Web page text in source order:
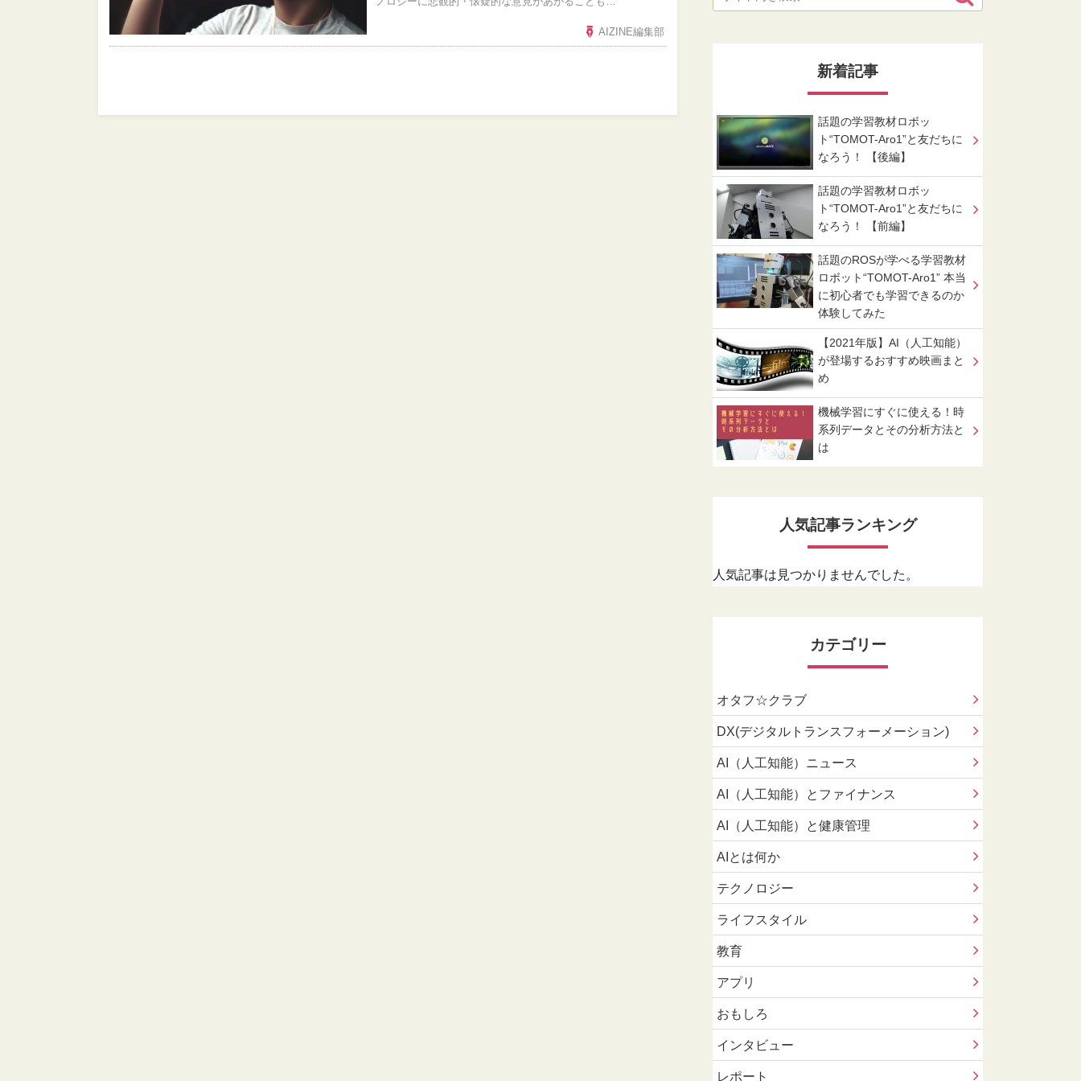
AIZINE編集部
新着記事
話題の学習教材ロボッ
ト“TOMOT-Aro1”と友だちに
なろう！ 【後編】
話題の学習教材ロボッ
ト“TOMOT-Aro1”と友だちに
なろう！ 【前編】
話題のROSが学べる学習教材
ロボット“TOMOT-Aro1” 本当
に初心者でも学習できるのか
体験してみた
【2021年版】AI（人工知能）
が登場するおすすめ映画まと
め
機械学習にすぐに使える！時
系列データとその分析方法と
は
人気記事ランキング
人気記事は見つかりませんでした。
カテゴリー
オタフ☆クラブ
DX(デジタルトランスフォーメーション)
AI（人工知能）ニュース
AI（人工知能）とファイナンス
AI（人工知能）と健康管理
AIとは何か
テクノロジー
ライフスタイル
教育
アプリ
おもしろ
インタビュー
レポート